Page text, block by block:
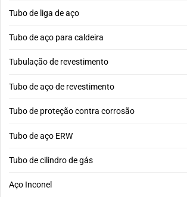
Tubo de liga de aço
Tubo de aço para caldeira
Tubulação de revestimento
Tubo de aço de revestimento
Tubo de proteção contra corrosão
Tubo de aço ERW
Tubo de cilindro de gás
Aço Inconel